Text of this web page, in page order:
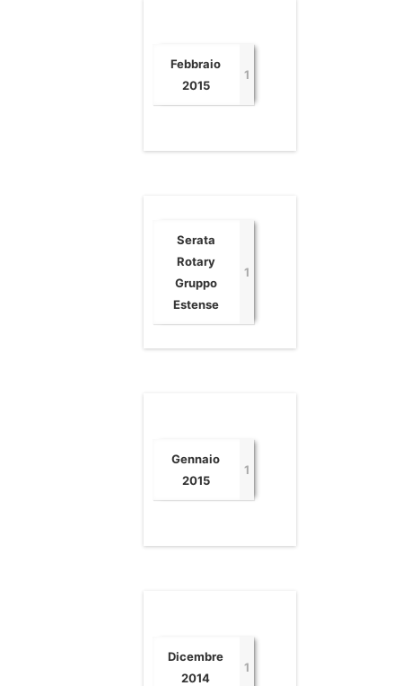
Febbraio
2015
1
Serata
Rotary
Gruppo
Estense
1
Gennaio
2015
1
Dicembre
2014
1